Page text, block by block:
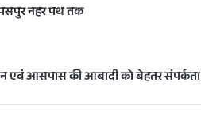
नहर पथ तक
एवं आसपास की आबादी को बेहतर